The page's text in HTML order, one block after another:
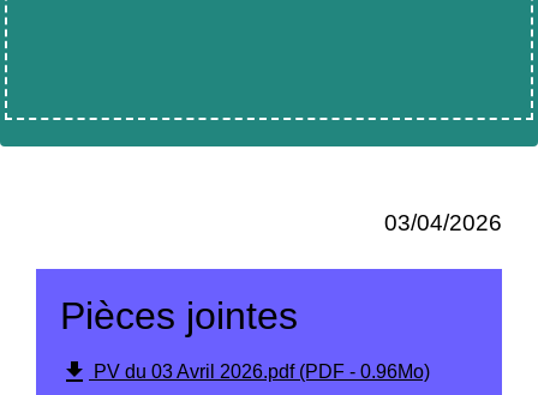
03/04/2026
Pièces jointes
file_download PV du 03 Avril 2026.pdf (PDF - 0.96Mo)